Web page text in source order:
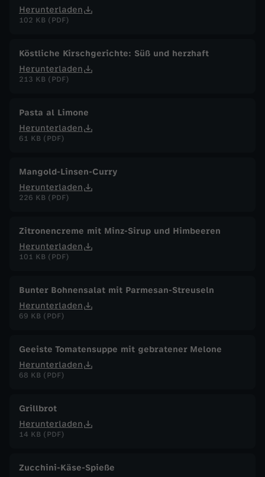
Herunterladen
102 KB (PDF)
Köstliche Kirschgerichte: Süß und herzhaft
Herunterladen
213 KB (PDF)
Pasta al Limone
Herunterladen
61 KB (PDF)
Mangold-Linsen-Curry
Herunterladen
226 KB (PDF)
Zitronencreme mit Minz-Sirup und Himbeeren
Herunterladen
101 KB (PDF)
Bunter Bohnensalat mit Parmesan-Streuseln
Herunterladen
69 KB (PDF)
Geeiste Tomatensuppe mit gebratener Melone
Herunterladen
68 KB (PDF)
Grillbrot
Herunterladen
14 KB (PDF)
Zucchini-Käse-Spieße